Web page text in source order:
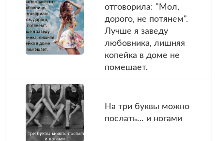
отговорила: "Мол,
дорого, не потянем".
Лучше я заведу
любовника, лишняя
копейка в доме не
помешает.
На три буквы можно
послать… и ногами